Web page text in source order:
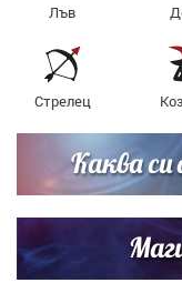
Лъв
Стрелец
Каква си